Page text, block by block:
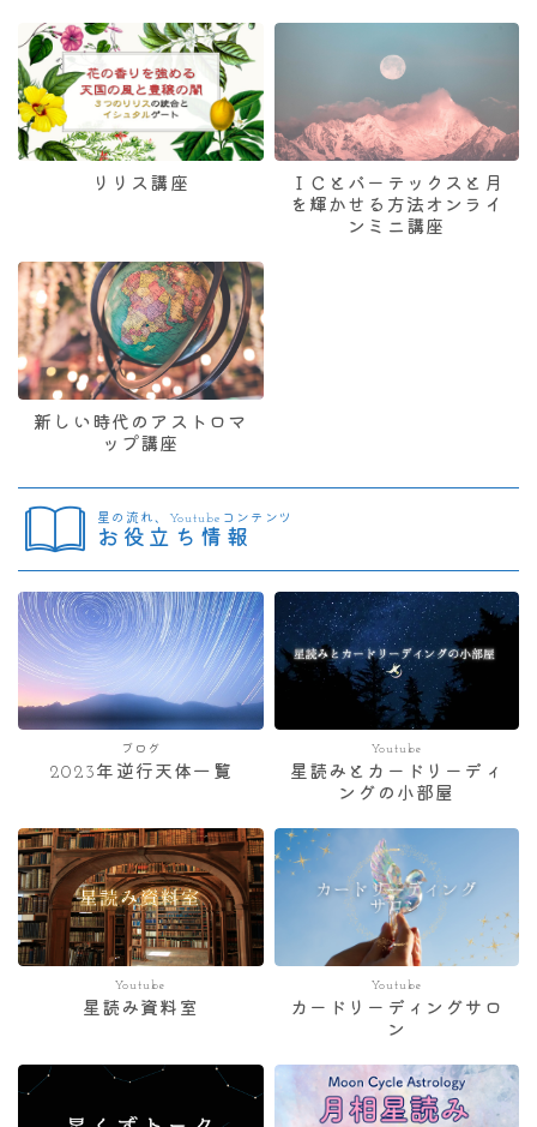
リリス講座
ＩＣとバーテックスと月
を輝かせる方法オンライ
ンミニ講座
新しい時代のアストロマ
ップ講座
星の流れ、Youtubeコンテンツ
お役立ち情報
ブログ
2023年逆行天体一覧
Youtube
星読みとカードリーディ
ングの小部屋
Youtube
星読み資料室
Youtube
カードリーディングサロ
ン